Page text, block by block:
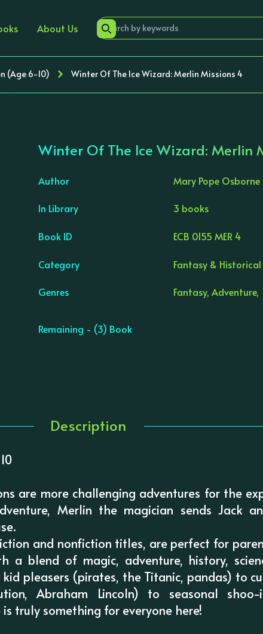
About Us
(Age 6-10) Winter Of The Ice Wizard: Merlin Missions 4
Winter Of The Ice Wizard: Merlin
Author Mary Pope Osborne
In Library 3 books
Book ID ECB 0155 MER 4
Category Fantasy &
Genres Fantasy, Adventure,
Remaining - (3) Book
Description
are more challenging adventures for the
Merlin the magician sends Jack
and nonfiction titles, are perfect for
a blend of magic, adventure, history,
pleasers (pirates, the Titanic, pandas) to
Abraham Lincoln) to seasonal shoo-
truly something for everyone here!